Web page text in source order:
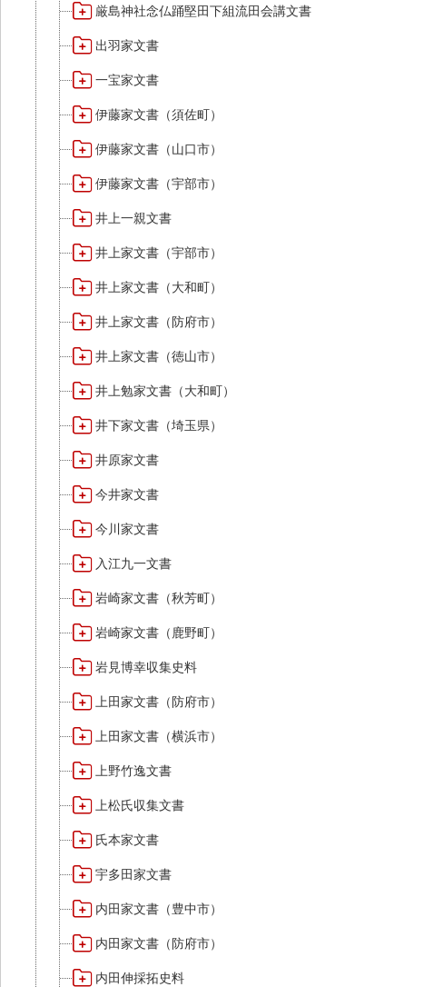
厳島神社念仏踊堅田下組流田会講文書
出羽家文書
一宝家文書
伊藤家文書（須佐町）
伊藤家文書（山口市）
伊藤家文書（宇部市）
井上一親文書
井上家文書（宇部市）
井上家文書（大和町）
井上家文書（防府市）
井上家文書（徳山市）
井上勉家文書（大和町）
井下家文書（埼玉県）
井原家文書
今井家文書
今川家文書
入江九一文書
岩崎家文書（秋芳町）
岩崎家文書（鹿野町）
岩見博幸収集史料
上田家文書（防府市）
上田家文書（横浜市）
上野竹逸文書
上松氏収集文書
氏本家文書
宇多田家文書
内田家文書（豊中市）
内田家文書（防府市）
内田伸採拓史料